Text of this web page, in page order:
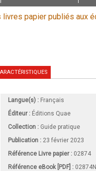
livres papier publiés aux
Langue(s) : Français
Éditeur : Éditions Quae
Collection : Guide pratique
Publication : 23 février 2023
Référence Livre papier : 02874
Référence eBook [PDF] :